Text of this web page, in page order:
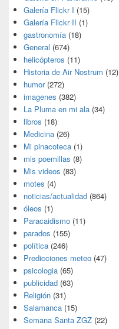
Galería Flickr I (15)
Galería Flickr II (1)
gastronomía (18)
General (674)
helicópteros (11)
Historia de Air Nostrum (12)
humor(272)
imagenes (382)
La Pluma en mi ala (34)
libros (18)
Medicina (26)
Mi pinacoteca (1)
mis poemillas (8)
Mis videos (83)
motes (4)
noticias/actualidad (864)
óleos (1)
Paracaidismo (11)
parados (155)
política (246)
Predicciones meteo (47)
psicologia (65)
publicidad (63)
Religión (31)
Salamanca (15)
Semana Santa ZGZ (22)